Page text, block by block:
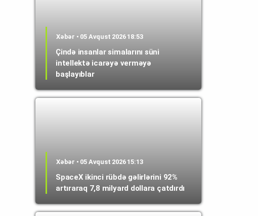
Xəbər • 05 Avqust 2026 18:53
Çində insanlar simalarını süni
intellektə icarəyə verməyə
başlayıblar
Xəbər • 05 Avqust 2026 15:13
SpaceX ikinci rübdə gəlirlərini 92%
artıraraq 7,8 milyard dollara çatdırdı